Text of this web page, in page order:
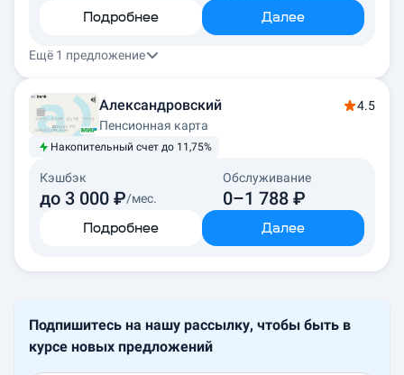
Подробнее Далее
Ещё 1 предложение
Александровский
4.5
Пенсионная карта
Накопительный счет до 11,75%
Кэшбэк
до 3 000 ₽/мес.
Обслуживание
0–1 788 ₽
Подробнее Далее
Подпишитесь на нашу рассылку, чтобы быть в
курсе новых предложений